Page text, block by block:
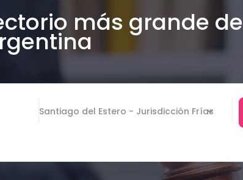
más grande de
Santiago del Estero - Jurisdicción Frías